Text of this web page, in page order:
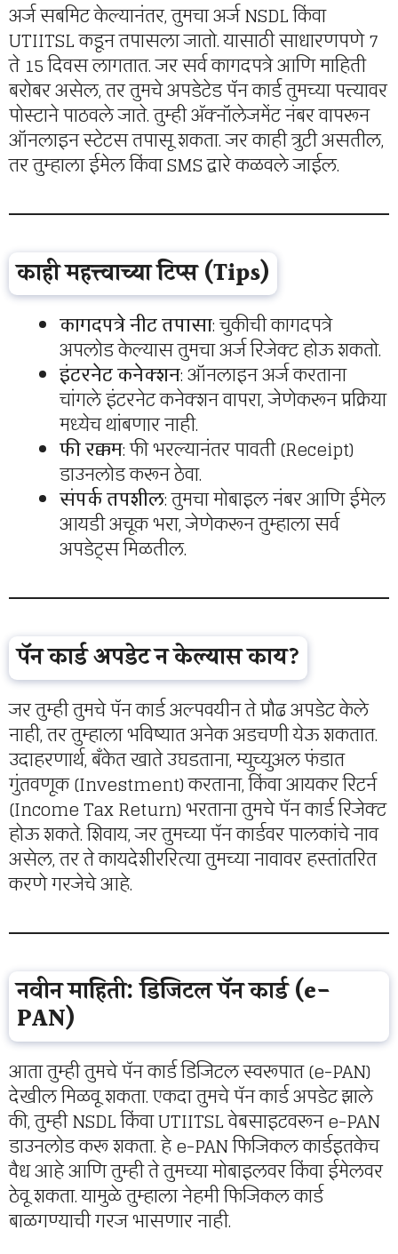
अर्ज सबमिट केल्यानंतर, तुमचा अर्ज NSDL किंवा
UTIITSL कडून तपासला जातो. यासाठी साधारणपणे 7
ते 15 दिवस लागतात. जर सर्व कागदपत्रे आणि माहिती
बरोबर असेल, तर तुमचे अपडेटेड पॅन कार्ड तुमच्या पत्त्यावर
पोस्टाने पाठवले जाते. तुम्ही अ‍ॅक्नॉलेजमेंट नंबर वापरून
ऑनलाइन स्टेटस तपासू शकता. जर काही त्रुटी असतील,
तर तुम्हाला ईमेल किंवा SMS द्वारे कळवले जाईल.
काही महत्त्वाच्या टिप्स (Tips)
कागदपत्रे नीट तपासा: चुकीची कागदपत्रे
अपलोड केल्यास तुमचा अर्ज रिजेक्ट होऊ शकतो.
इंटरनेट कनेक्शन: ऑनलाइन अर्ज करताना
चांगले इंटरनेट कनेक्शन वापरा, जेणेकरून प्रक्रिया
मध्येच थांबणार नाही.
फी रक्कम: फी भरल्यानंतर पावती (Receipt)
डाउनलोड करून ठेवा.
संपर्क तपशील: तुमचा मोबाइल नंबर आणि ईमेल
आयडी अचूक भरा, जेणेकरून तुम्हाला सर्व
अपडेट्स मिळतील.
पॅन कार्ड अपडेट न केल्यास काय?
जर तुम्ही तुमचे पॅन कार्ड अल्पवयीन ते प्रौढ अपडेट केले
नाही, तर तुम्हाला भविष्यात अनेक अडचणी येऊ शकतात.
उदाहरणार्थ, बँकेत खाते उघडताना, म्युच्युअल फंडात
गुंतवणूक (Investment) करताना, किंवा आयकर रिटर्न
(Income Tax Return) भरताना तुमचे पॅन कार्ड रिजेक्ट
होऊ शकते. शिवाय, जर तुमच्या पॅन कार्डवर पालकांचे नाव
असेल, तर ते कायदेशीररित्या तुमच्या नावावर हस्तांतरित
करणे गरजेचे आहे.
नवीन माहिती: डिजिटल पॅन कार्ड (e-
PAN)
आता तुम्ही तुमचे पॅन कार्ड डिजिटल स्वरूपात (e-PAN)
देखील मिळवू शकता. एकदा तुमचे पॅन कार्ड अपडेट झाले
की, तुम्ही NSDL किंवा UTIITSL वेबसाइटवरून e-PAN
डाउनलोड करू शकता. हे e-PAN फिजिकल कार्डइतकेच
वैध आहे आणि तुम्ही ते तुमच्या मोबाइलवर किंवा ईमेलवर
ठेवू शकता. यामुळे तुम्हाला नेहमी फिजिकल कार्ड
बाळगण्याची गरज भासणार नाही.